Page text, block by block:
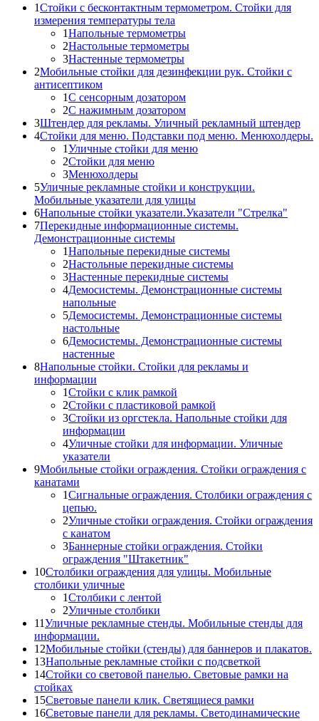
1Стойки с бесконтактным термометром. Стойки для
измерения температуры тела
1Напольные термометры
2Настольные термометры
3Настенные термометры
2Мобильные стойки для дезинфекции рук. Стойки с
антисептиком
1С сенсорным дозатором
2С нажимным дозатором
3Штендер для рекламы. Уличный рекламный штендер
4Стойки для меню. Подставки под меню. Менюхолдеры.
1Уличные стойки для меню
2Стойки для меню
3Менюхолдеры
5Уличные рекламные стойки и конструкции.
Мобильные указатели для улицы
6Напольные стойки указатели.Указатели "Стрелка"
7Перекидные информационные системы.
Демонстрационные системы
1Напольные перекидные системы
2Настольные перекидные системы
3Настенные перекидные системы
4Демосистемы. Демонстрационные системы
напольные
5Демосистемы. Демонстрационные системы
настольные
6Демосистемы. Демонстрационные системы
настенные
8Напольные стойки. Стойки для рекламы и
информации
1Стойки с клик рамкой
2Стойки с пластиковой рамкой
3Стойки из оргстекла. Напольные стойки для
информации
4Уличные стойки для информации. Уличные
указатели
9Мобильные стойки ограждения. Стойки ограждения с
канатами
1Сигнальные ограждения. Столбики ограждения с
цепью.
2Уличные стойки ограждения. Стойки ограждения
с канатом
3Баннерные стойки ограждения. Стойки
ограждения "Штакетник"
10Столбики ограждения для улицы. Мобильные
столбики уличные
1Столбики с лентой
2Уличные столбики
11Уличные рекламные стенды. Мобильные стенды для
информации.
12Мобильные стойки (стенды) для баннеров и плакатов.
13Напольные рекламные стойки с подсветкой
14Стойки со световой панелью. Световые рамки на
стойках
15Световые панели клик. Светящиеся рамки
16Световые панели для рекламы. Светодинамические